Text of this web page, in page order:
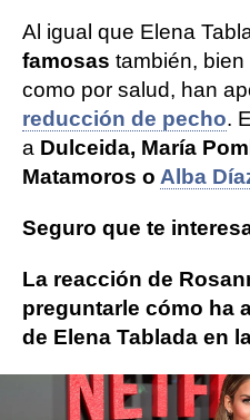
Al igual que Elena
famosas también,
como por salud, han
reducción de pecho.
a Dulceida, María
Matamoros o Alba
Seguro que te
La reacción de
preguntarle cómo ha
de Elena Tablada en